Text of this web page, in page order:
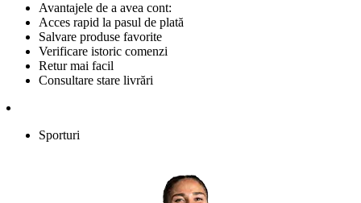
Avantajele de a avea cont:
Acces rapid la pasul de plată
Salvare produse favorite
Verificare istoric comenzi
Retur mai facil
Consultare stare livrări
Sporturi